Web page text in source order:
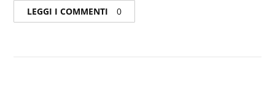
LEGGI I COMMENTI 0